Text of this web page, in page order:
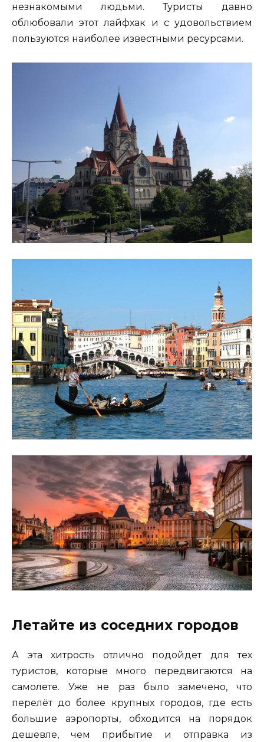
незнакомыми людьми. Туристы давно
облюбовали этот лайфхак и с удовольствием
пользуются наиболее известными ресурсами.
Летайте из соседних городов
А эта хитрость отлично подойдет для тех
туристов, которые много передвигаются на
самолете. Уже не раз было замечено, что
перелёт до более крупных городов, где есть
большие аэропорты, обходится на порядок
дешевле, чем прибытие и отправка из